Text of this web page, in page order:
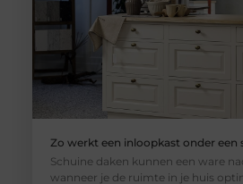
Zo werkt een inloopkast onder een
Schuine daken kunnen een ware
wanneer je de ruimte in je huis